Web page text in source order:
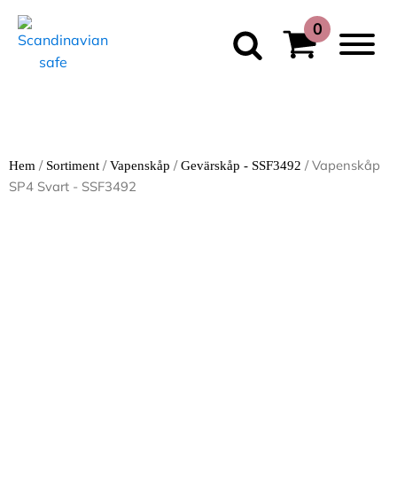
Hem / Sortiment /Vapenskåp /Gevärskåp - SSF3492 / Vapenskåp
SP4 Svart - SSF3492